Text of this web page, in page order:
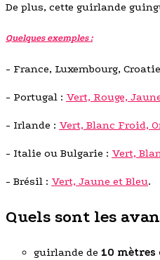
De plus, cette guirlande
Quelques exemples :
- France, Luxembourg,
- Portugal : Vert, Rouge,
- Irlande : Vert, Blanc Froid,
- Italie ou Bulgarie : Vert,
- Brésil : Vert, Jaune et Bleu.
Quels sont les
guirlande de 10 mètres